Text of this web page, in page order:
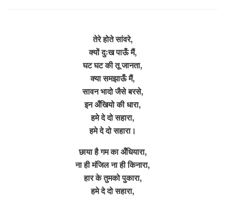
तेरे होते सांवरे,
क्यों दुःख पाऊँ मैं,
घट घट की तू जानता,
क्या समझाऊँ मैं,
सावन भादो जैसे बरसे,
इन अँखियो की धारा,
हमे दे दो सहारा,
हमे दे दो सहारा।
छाया है गम का अँधियारा,
ना ही मंजिल ना ही किनारा,
हार के तुमको पुकारा,
हमे दे दो सहारा,